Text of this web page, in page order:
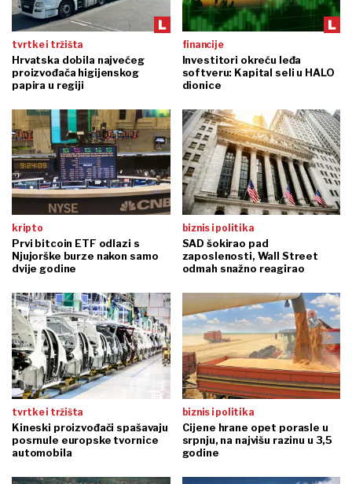
tvrtke i tržišta
Hrvatska dobila najvećeg
proizvođača higijenskog
papira u regiji
financije
Investitori okreću leđa
softveru: Kapital seli u HALO
dionice
kripto
Prvi bitcoin ETF odlazi s
Njujorške burze nakon samo
dvije godine
biznis i politika
SAD šokirao pad
zaposlenosti, Wall Street
odmah snažno reagirao
tvrtke i tržišta
Kineski proizvođači spašavaju
posrnule europske tvornice
automobila
biznis i politika
Cijene hrane opet porasle u
srpnju, na najvišu razinu u 3,5
godine